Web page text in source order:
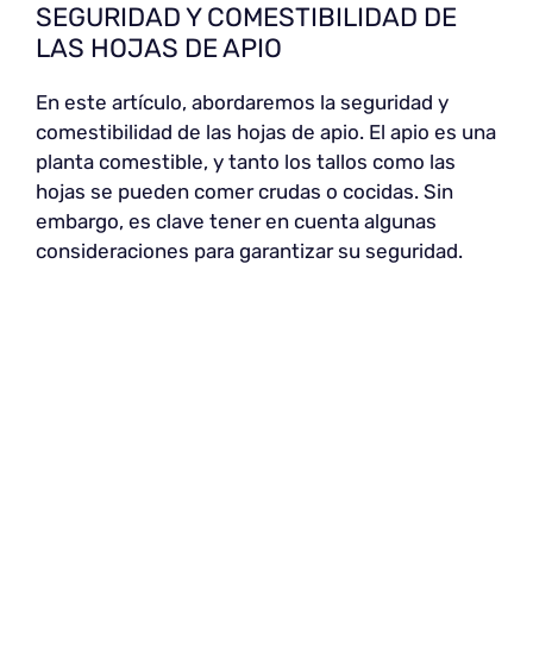
SEGURIDAD Y COMESTIBILIDAD DE
LAS HOJAS DE APIO
En este artículo, abordaremos la seguridad y
comestibilidad de las hojas de apio. El apio es una
planta comestible, y tanto los tallos como las
hojas se pueden comer crudas o cocidas. Sin
embargo, es clave tener en cuenta algunas
consideraciones para garantizar su seguridad.